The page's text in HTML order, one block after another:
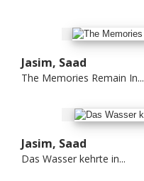
Jasim, Saad
The Memories Remain In...
Jasim, Saad
Das Wasser kehrte in...